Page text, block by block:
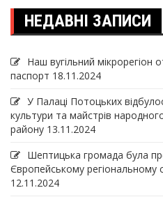
НЕДАВНІ ЗАПИСИ
Наш вугільний мікрорегіон
паспорт 18.11.2024
У Палаці Потоцьких
культури та майстрів
району 13.11.2024
Шептицька громада була
Європейському регіональному
12.11.2024